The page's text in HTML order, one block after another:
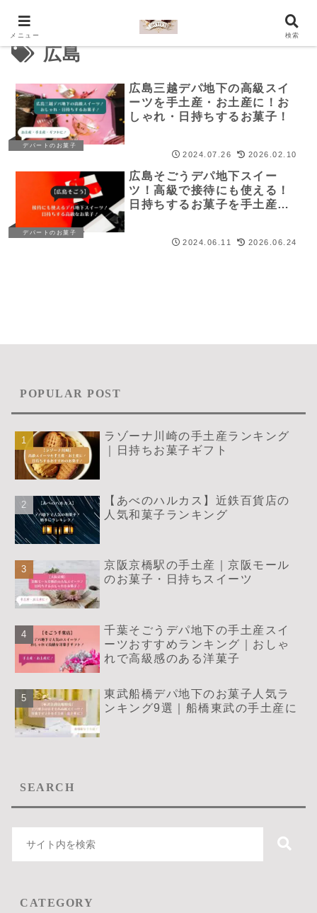
広島
デパートのお菓子
広島三越デパ地下の高級スイ
ーツを手土産・お土産に！お
しゃれ・日持ちするお菓子！
2024.07.26 2026.02.10
デパートのお菓子
広島そごうデパ地下スイー
ツ！高級で接待にも使える！
日持ちするお菓子を手土産
2024.06.11 2026.06.24
POPULAR POST
ラゾーナ川崎の手土産ランキング
｜日持ちお菓子ギフト
【あべのハルカス】近鉄百貨店の
人気和菓子ランキング
京阪京橋駅の手土産｜京阪モール
のお菓子・日持ちスイーツ
千葉そごうデパ地下の手土産スイ
ーツおすすめランキング｜おしゃ
れで高級感のある洋菓子
東武船橋デパ地下のお菓子人気ラ
ンキング9選｜船橋東武の手土産に
SEARCH
CATEGORY
メニュー 検索